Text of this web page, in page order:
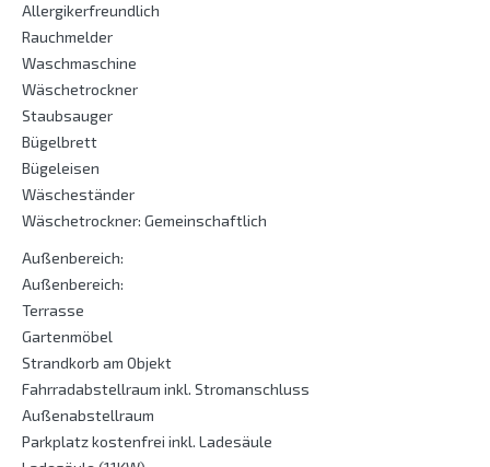
Allergikerfreundlich
Rauchmelder
Waschmaschine
Wäschetrockner
Staubsauger
Bügelbrett
Bügeleisen
Wäscheständer
Wäschetrockner: Gemeinschaftlich
Außenbereich:
Außenbereich:
Terrasse
Gartenmöbel
Strandkorb am Objekt
Fahrradabstellraum inkl. Stromanschluss
Außenabstellraum
Parkplatz kostenfrei inkl. Ladesäule